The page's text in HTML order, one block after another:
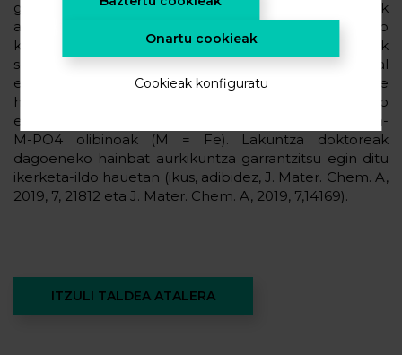
guztiak automatikoki sortzeko eta emaitzak
aztertzeko. Konposatu interesgarrien gaur egungo
kalkuluek litio ioien eta nakar ioien bateria kargagarriak
sortzeko garrantzi handia duten material
elektroaktiboen familia berrien sorta zabala barne
hartzen dute, hala nola Li-Ni-M-Al-Mg-O oxido
estratifikatu kuaternarioak (M = Mn, Fe, Ti, Ni) eta Na-
M-PO4 olibinoak (M = Fe). Lakuntza doktoreak
dagoeneko hainbat aurkikuntza garrantzitsu egin ditu
ikerketa-ildo hauetan (ikus, adibidez, J. Mater. Chem. A,
2019, 7, 21812 eta J. Mater. Chem. A, 2019, 7,14169).
ITZULI TALDEA ATALERA
Onartu cookieak
Cookieak konfiguratu